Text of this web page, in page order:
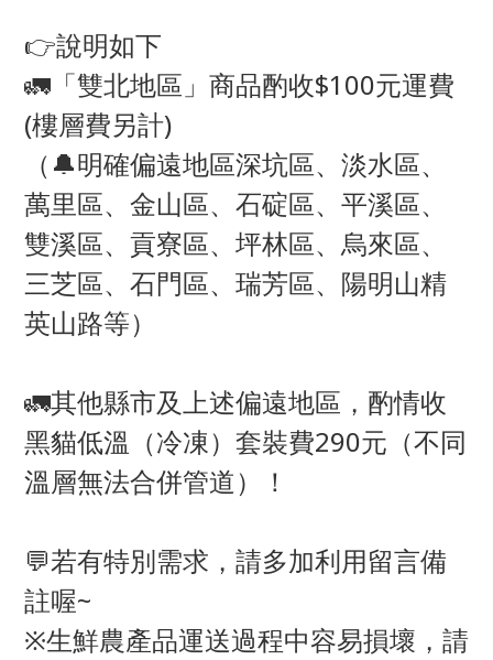
👉說明如下
🚛「雙北地區」商品酌收$100元運費
(樓層費另計)
（🔔明確偏遠地區深坑區、淡水區、
萬里區、金山區、石碇區、平溪區、
雙溪區、貢寮區、坪林區、烏來區、
三芝區、石門區、瑞芳區、陽明山精
英山路等）
🚛其他縣市及上述偏遠地區，酌情收
黑貓低溫（冷凍）套裝費290元（不同
溫層無法合併管道）！
💬若有特別需求，請多加利用留言備
註喔~
※生鮮農產品運送過程中容易損壞，請